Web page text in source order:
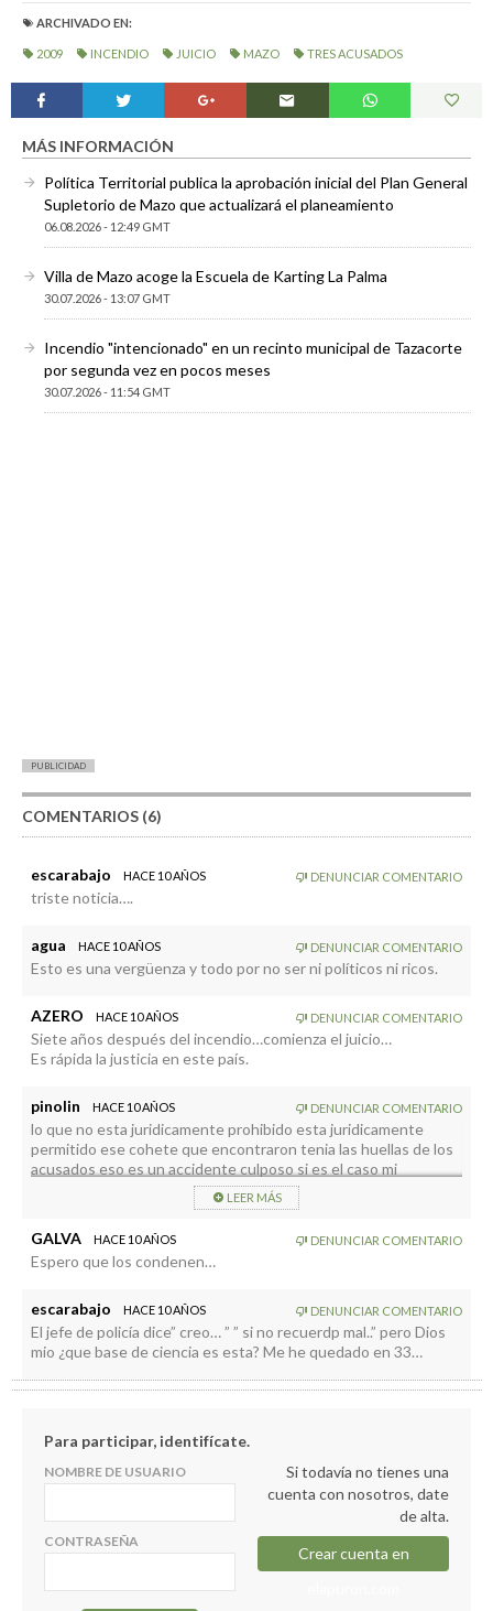
ARCHIVADO EN:
2009 INCENDIO JUICIO MAZO TRES ACUSADOS
MÁS INFORMACIÓN
Política Territorial publica la aprobación inicial del Plan General
Supletorio de Mazo que actualizará el planeamiento
06.08.2026 - 12:49 GMT
Villa de Mazo acoge la Escuela de Karting La Palma
30.07.2026 - 13:07 GMT
Incendio "intencionado" en un recinto municipal de Tazacorte
por segunda vez en pocos meses
30.07.2026 - 11:54 GMT
PUBLICIDAD
COMENTARIOS (6)
escarabajo HACE 10 AÑOS DENUNCIAR COMENTARIO
triste noticia….
agua HACE 10 AÑOS DENUNCIAR COMENTARIO
Esto es una vergüenza y todo por no ser ni políticos ni ricos.
AZERO HACE 10 AÑOS DENUNCIAR COMENTARIO
Siete años después del incendio…comienza el juicio…
Es rápida la justicia en este país.
pinolin HACE 10 AÑOS DENUNCIAR COMENTARIO
lo que no esta juridicamente prohibido esta juridicamente
permitido ese cohete que encontraron tenia las huellas de los
acusados eso es un accidente culposo si es el caso mi
pregunta es donde estaban las autoridades de seprona porque
tardaron tando en desifrar lo que pasaba quieren buscar un
la palma ustedes estan seguros que las personas acusadas
tiraron los cohetes para dañar el entorno y perjudicar a los
encerrado
LEER MÁS
GALVA HACE 10 AÑOS DENUNCIAR COMENTARIO
Espero que los condenen…
escarabajo HACE 10 AÑOS DENUNCIAR COMENTARIO
El jefe de policía dice” creo… ” ” si no recuerdp mal..” pero Dios
mio ¿que base de ciencia es esta? Me he quedado en 33…
Para participar, identifícate.
NOMBRE DE USUARIO
CONTRASEÑA
Si todavía no tienes una
cuenta con nosotros, date
de alta.
Crear cuenta en